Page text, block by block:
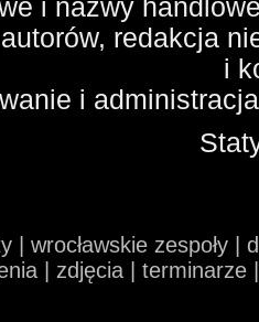
i nazwy
redakcja
i
i
| wrocławskie zespoły
| zdjęcia |